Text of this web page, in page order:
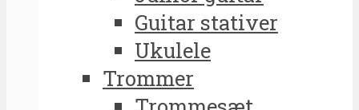
Guitar stativer
Ukulele
Trommer